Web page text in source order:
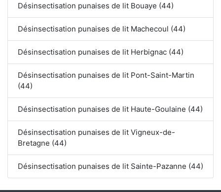
Désinsectisation punaises de lit Bouaye (44)
Désinsectisation punaises de lit Machecoul (44)
Désinsectisation punaises de lit Herbignac (44)
Désinsectisation punaises de lit Pont-Saint-Martin
(44)
Désinsectisation punaises de lit Haute-Goulaine (44)
Désinsectisation punaises de lit Vigneux-de-
Bretagne (44)
Désinsectisation punaises de lit Sainte-Pazanne (44)